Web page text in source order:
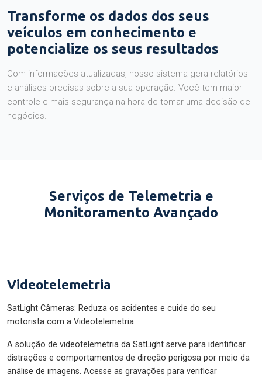
Transforme os dados dos seus
veículos em conhecimento e
potencialize os seus resultados
Com informações atualizadas, nosso sistema gera relatórios
e análises precisas sobre a sua operação. Você tem maior
controle e mais segurança na hora de tomar uma decisão de
negócios.
Serviços de Telemetria e
Monitoramento Avançado
Videotelemetria
SatLight Câmeras: Reduza os acidentes e cuide do seu
motorista com a Videotelemetria.
A solução de videotelemetria da SatLight serve para identificar
distrações e comportamentos de direção perigosa por meio da
análise de imagens. Acesse as gravações para verificar